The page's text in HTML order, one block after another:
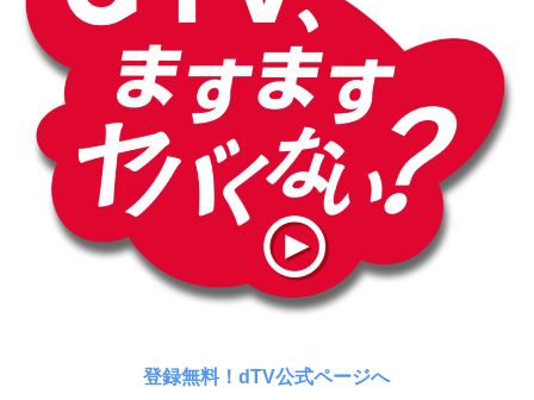
登録無料！dTV公式ページへ